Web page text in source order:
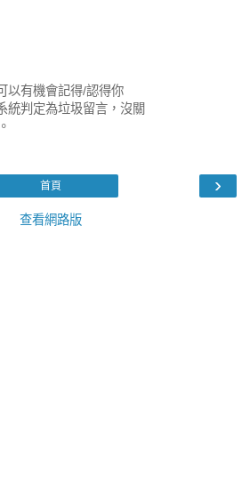
以有機會記得/認得你
統判定為垃圾留言，沒關
›
首頁
查看網路版